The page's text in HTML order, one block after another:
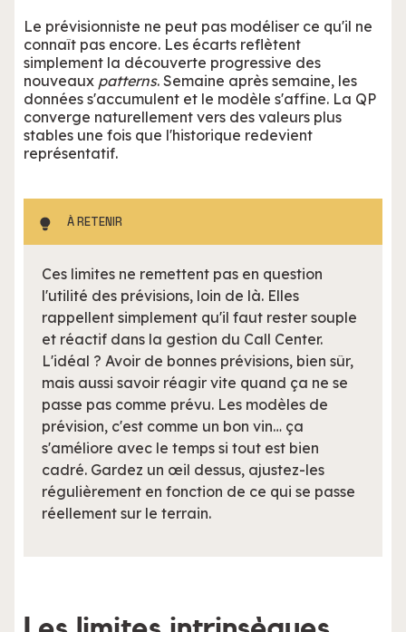
Le prévisionniste ne peut pas modéliser ce qu'il ne
connaît pas encore. Les écarts reflètent
simplement la découverte progressive des
nouveaux patterns. Semaine après semaine, les
données s'accumulent et le modèle s'affine. La QP
converge naturellement vers des valeurs plus
stables une fois que l'historique redevient
représentatif.
À RETENIR
Ces limites ne remettent pas en question
l'utilité des prévisions, loin de là. Elles
rappellent simplement qu'il faut rester souple
et réactif dans la gestion du Call Center.
L'idéal ? Avoir de bonnes prévisions, bien sûr,
mais aussi savoir réagir vite quand ça ne se
passe pas comme prévu. Les modèles de
prévision, c'est comme un bon vin… ça
s'améliore avec le temps si tout est bien
cadré. Gardez un œil dessus, ajustez-les
régulièrement en fonction de ce qui se passe
réellement sur le terrain.